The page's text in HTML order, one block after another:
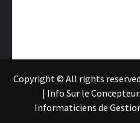
Copyright © All rights
| Info Sur le
Informaticiens de